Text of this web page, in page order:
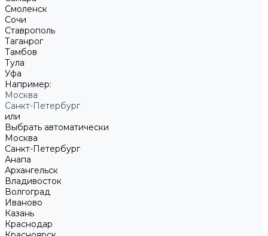
Смоленск
Сочи
Ставрополь
Таганрог
Тамбов
Тула
Уфа
Например:
Москва
Санкт-Петербург
или
Выбрать автоматически
Москва
Санкт-Петербург
Анапа
Архангельск
Владивосток
Волгоград
Иваново
Казань
Краснодар